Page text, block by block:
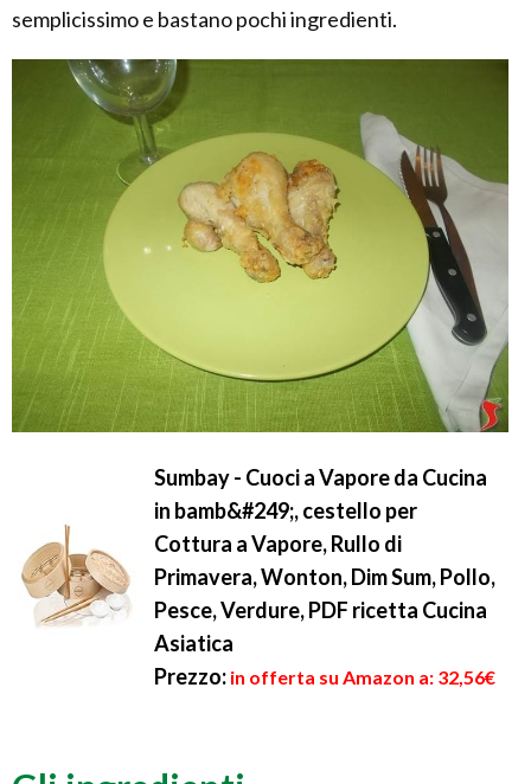
semplicissimo e bastano pochi ingredienti.
Sumbay - Cuoci a Vapore da Cucina
in bamb&#249;, cestello per
Cottura a Vapore, Rullo di
Primavera, Wonton, Dim Sum, Pollo,
Pesce, Verdure, PDF ricetta Cucina
Asiatica
Prezzo: in offerta su Amazon a: 32,56€